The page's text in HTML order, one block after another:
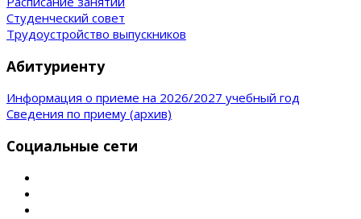
Студенческий совет
Трудоустройство выпускников
Абитуриенту
Информация о приеме на 2026/2027 учебный год
Сведения по приему (архив)
Социальные сети